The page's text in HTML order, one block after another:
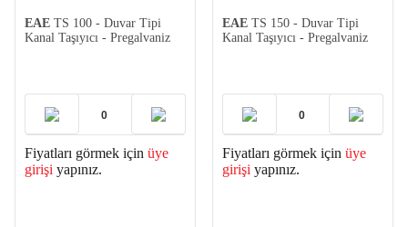
EAE TS 100 - Duvar Tipi
Kanal Taşıyıcı - Pregalvaniz
Fiyatları görmek için üye
girişi yapınız.
EAE TS 150 - Duvar Tipi
Kanal Taşıyıcı - Pregalvaniz
Fiyatları görmek için üye
girişi yapınız.